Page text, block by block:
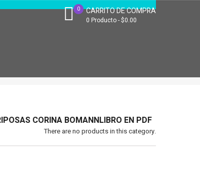
CARRITO DE COMPRA
0
0 Producto $0.00
CORINA BOMANNLIBRO EN PDF
There are no products in this category.